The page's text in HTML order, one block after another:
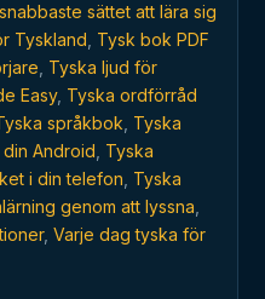
sättet att lära sig
Tyskland Tysk bok PDF
Tyska ljud för
Easy, Tyska ordförråd
språkbok Tyska
Android Tyska
i din telefon Tyska
genom att lyssna
, Varje dag tyska för